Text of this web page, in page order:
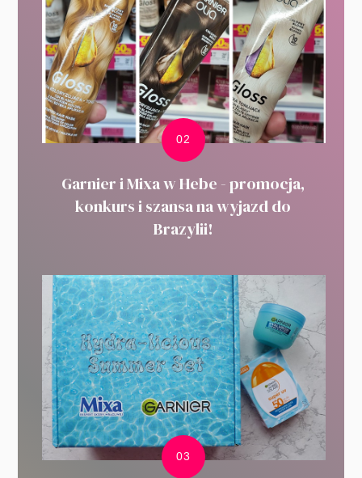
Garnier i Mixa w Hebe - promocja,
konkurs i szansa na wyjazd do
Brazylii!